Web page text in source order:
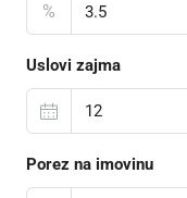
%
Uslovi zajma
Porez na imovinu